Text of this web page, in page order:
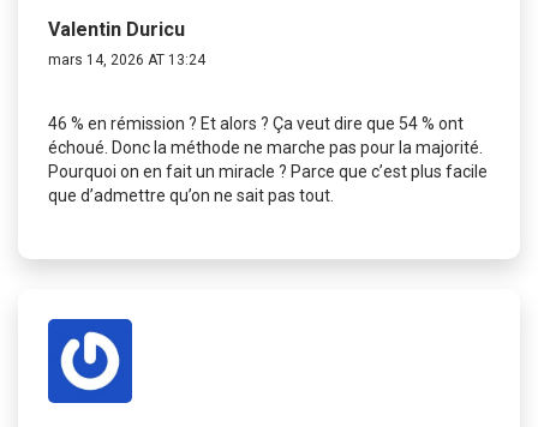
Valentin Duricu
mars 14, 2026 AT 13:24
46 % en rémission ? Et alors ? Ça veut dire que 54 % ont
échoué. Donc la méthode ne marche pas pour la majorité.
Pourquoi on en fait un miracle ? Parce que c’est plus facile
que d’admettre qu’on ne sait pas tout.